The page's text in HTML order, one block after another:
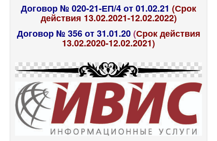
Договор № 020-21-ЕП/4 от 01.02.21 (Срок
действия 13.02.2021-12.02.2022)
Договор № 356 от 31.01.20(Срок действия
13.02.2020-12.02.2021)